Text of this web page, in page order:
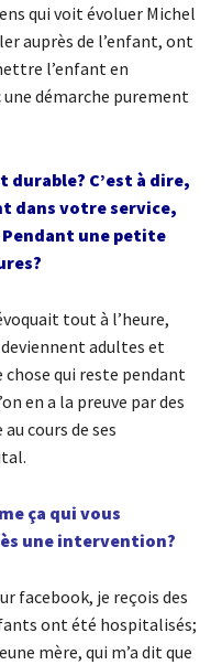
qui voit évoluer Michel
auprès de l’enfant, ont
l’enfant en
une démarche purement
durable? C’est à dire,
dans votre service,
Pendant une petite
tout à l’heure,
adultes et
chose qui reste pendant
en a la preuve par des
cours de ses
ça qui vous
une intervention?
facebook, je reçois des
ont été hospitalisés;
mère, qui m’a dit que